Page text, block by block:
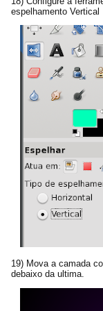
espelhamento Vertical
19) Mova a camada
debaixo da ultima.